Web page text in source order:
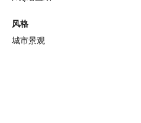
风格
城市景观